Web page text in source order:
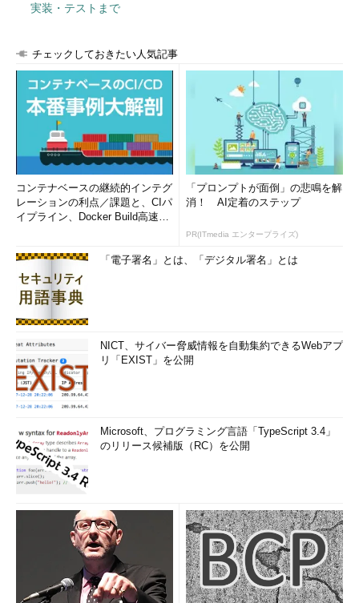
実装・テストまで
チェックしておきたい人気記事
コンテナベースの継続的インテグ
レーションの利点／課題と、CIパ
イプライン、Docker Build高速化
「プロンプトが面倒」の悲鳴を解
消！ AI定着のステップ
PR(ITmedia エンタープライズ)
「電子署名」とは、「デジタル署名」とは
NICT、サイバー脅威情報を自動集約できるWebアプ
リ「EXIST」を公開
Microsoft、プログラミング言語「TypeScript 3.4」
のリリース候補版（RC）を公開